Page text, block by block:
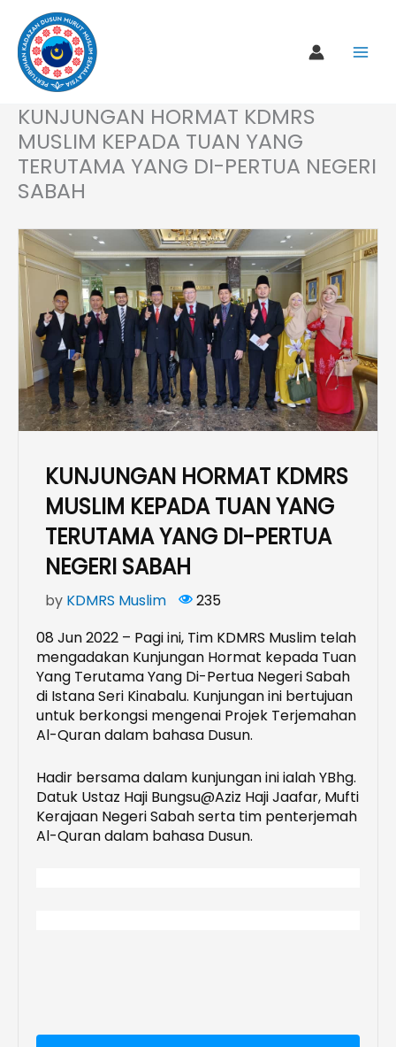
content
KUNJUNGAN HORMAT KDMRS
MUSLIM KEPADA TUAN YANG
TERUTAMA YANG DI-PERTUA NEGERI
SABAH
KUNJUNGAN HORMAT KDMRS
MUSLIM KEPADA TUAN YANG
TERUTAMA YANG DI-PERTUA
NEGERI SABAH
by KDMRS Muslim
235
08 Jun 2022 – Pagi ini, Tim KDMRS Muslim telah
mengadakan Kunjungan Hormat kepada Tuan
Yang Terutama Yang Di-Pertua Negeri Sabah
di Istana Seri Kinabalu. Kunjungan ini bertujuan
untuk berkongsi mengenai Projek Terjemahan
Al-Quran dalam bahasa Dusun.
Hadir bersama dalam kunjungan ini ialah YBhg.
Datuk Ustaz Haji Bungsu@Aziz Haji Jaafar, Mufti
Kerajaan Negeri Sabah serta tim penterjemah
Al-Quran dalam bahasa Dusun.